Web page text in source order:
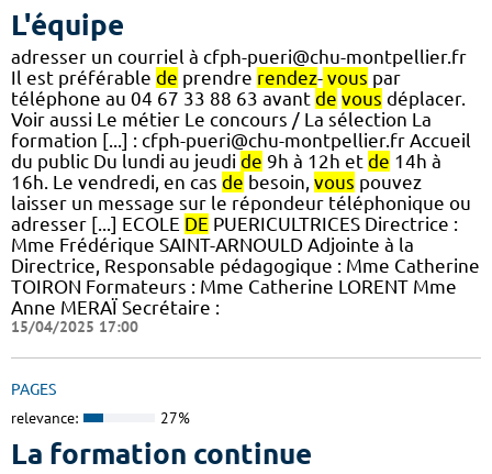
L'équipe
adresser un courriel à cfph-pueri@chu-montpellier.fr
Il est préférable de prendre rendez- vous par
téléphone au 04 67 33 88 63 avant de vous déplacer.
Voir aussi Le métier Le concours / La sélection La
formation [...] : cfph-pueri@chu-montpellier.fr Accueil
du public Du lundi au jeudi de 9h à 12h et de 14h à
16h. Le vendredi, en cas de besoin, vous pouvez
laisser un message sur le répondeur téléphonique ou
adresser [...] ECOLE DE PUERICULTRICES Directrice :
Mme Frédérique SAINT-ARNOULD Adjointe à la
Directrice, Responsable pédagogique : Mme Catherine
TOIRON Formateurs : Mme Catherine LORENT Mme
Anne MERAÏ Secrétaire :
15/04/2025 17:00
PAGES
relevance: 27%
La formation continue